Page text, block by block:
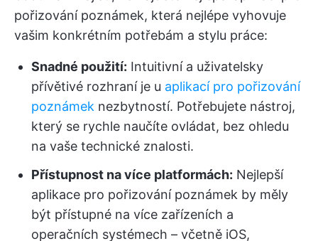
pořizování poznámek, která nejlépe vyhovuje
vašim konkrétním potřebám a stylu práce:
Snadné použití: Intuitivní a uživatelsky
přívětivé rozhraní je u aplikací pro pořizování
poznámek nezbytností. Potřebujete nástroj,
který se rychle naučíte ovládat, bez ohledu
na vaše technické znalosti.
Přístupnost na více platformách: Nejlepší
aplikace pro pořizování poznámek by měly
být přístupné na více zařízeních a
operačních systémech – včetně iOS,